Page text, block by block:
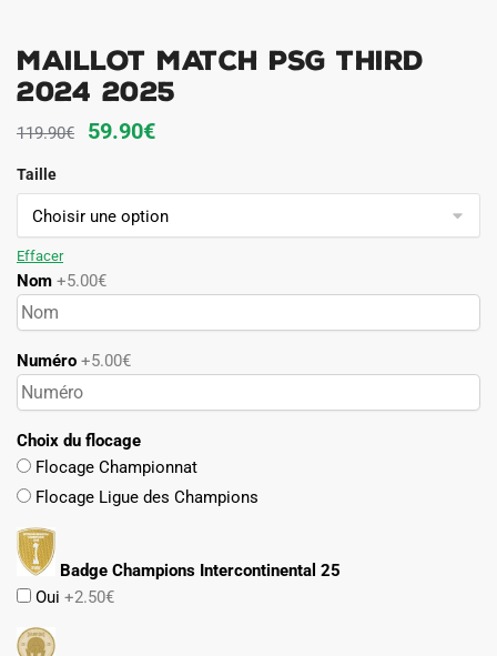
Maillot Match PSG Third
2024 2025
119.90€
Le
initial
était :
59.90€Le
actuel
est :
Taille
Effacer
Nom +5.00€
Numéro +5.00€
Choix du flocage
Flocage Championnat
Flocage Ligue des Champions
Badge Champions Intercontinental 25
Oui +2.50€